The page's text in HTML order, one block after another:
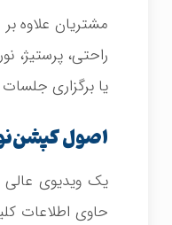
مشتریان علاوه
راحتی، پرستیژ،
یا برگزاری
اصول
یک ویدیوی عالی
حاوی اطلاعات